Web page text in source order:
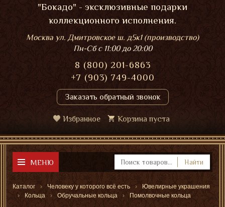
"Бокадо" - эксклюзивные подарки
коллекционного исполнения.
Москва ул. Дмитровское ш. д5к1 (производство)
Пн-Сбс 11:00 до 20:00
8 (800) 201-6863
+7 (903) 749-4000
Заказать обратный звонок
Избранное Корзина пуста
МЕНЮ Найти
Каталог Человеку у которого всё есть
Ювелирные украшения
Кольца
Обручальные кольца Помолвочные кольца